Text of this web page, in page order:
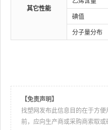
其它性能
碘值
分子量分布
【免责声明】
找塑网发布此信息目的在于方
前，应向生产商或采购商索取或